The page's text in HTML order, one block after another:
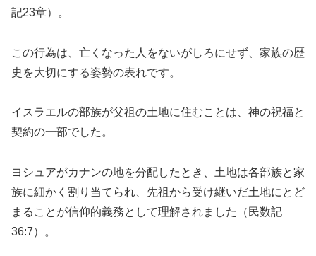
記23章）。
この行為は、亡くなった人をないがしろにせず、家族の歴
史を大切にする姿勢の表れです。
イスラエルの部族が父祖の土地に住むことは、神の祝福と
契約の一部でした。
ヨシュアがカナンの地を分配したとき、土地は各部族と家
族に細かく割り当てられ、先祖から受け継いだ土地にとど
まることが信仰的義務として理解されました（民数記
36:7）。